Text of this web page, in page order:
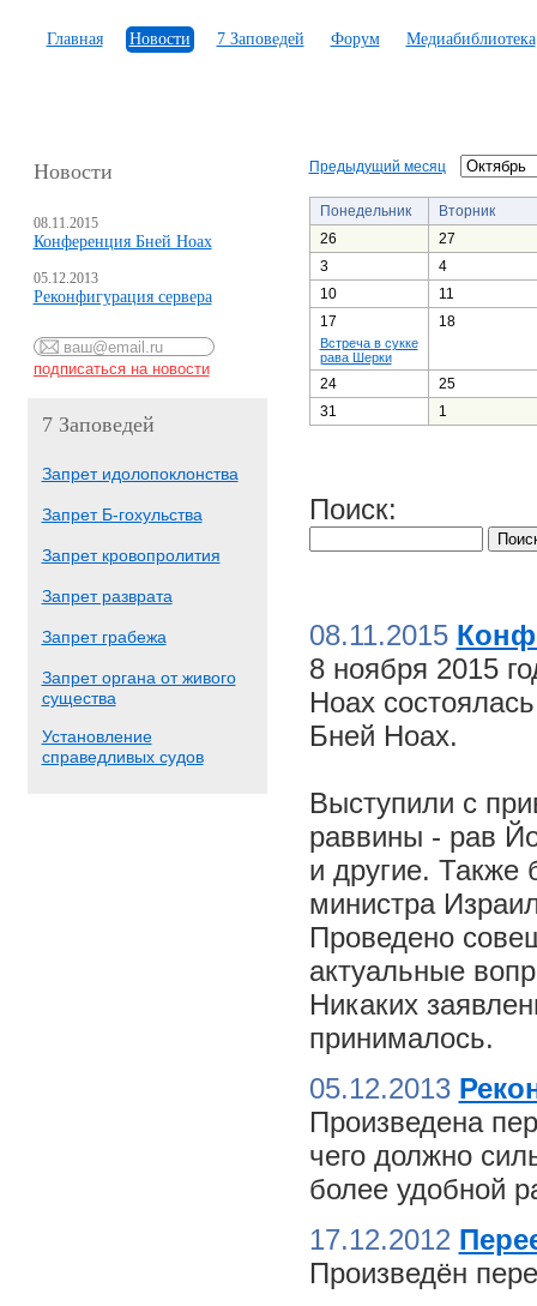
Главная Новости 7 Заповедей Форум Медиабиблиотека
Новости
08.11.2015
Конференция Бней Ноах
05.12.2013
Реконфигурация сервера
7 Заповедей
Запрет идолопоклонства
Запрет Б-гохульства
Запрет кровопролития
Запрет разврата
Запрет грабежа
Запрет органа от живого
существа
Установление
справедливых судов
Предыдущий месяц
Понедельник
Вторник
26
27
3
4
10
11
17
Встреча в сукке
рава Шерки
18
24
25
31
1
Поиск:
08.11.2015
8 ноября 2015
Ноах
Бней Ноах.
Выступили с
раввины - рав
и другие. Также
министра
Проведено
актуальные
Никаких
принималось.
05.12.2013
Произведена
чего должно
более удобной
17.12.2012
Произведён